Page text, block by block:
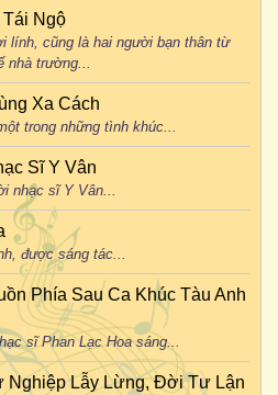
Ngộ
lính, cũng là hai người bạn thân từ
nhà trường...
Xa Cách
trong những tình khúc...
Sĩ Y Vân
nhạc sĩ Y Vân...
được sáng tác...
Phía Sau Ca Khúc Tàu Anh
sĩ Phan Lạc Hoa sáng...
Nghiệp Lẫy Lừng, Đời Tư Lận